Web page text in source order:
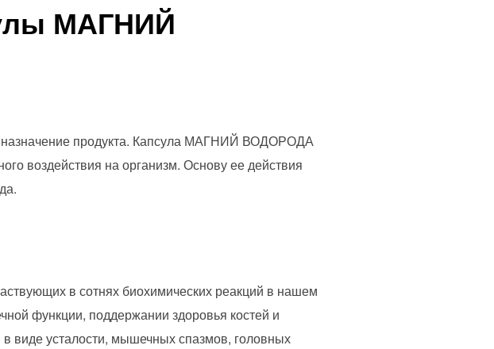
МАГНИЙ
назначение продукта. Капсула МАГНИЙ ВОДОРОДА
воздействия на организм. Основу ее действия
в сотнях биохимических реакций в нашем
функции, поддержании здоровья костей и
виде усталости, мышечных спазмов, головных